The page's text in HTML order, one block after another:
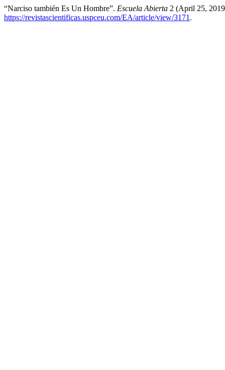
“Narciso también Es Un Hombre”. Escuela Abierta 2 (April 25,
https://revistascientificas.uspceu.com/EA/article/view/3171 .